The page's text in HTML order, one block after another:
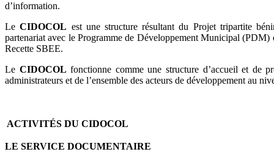
d’information.
LeCIDOCOL est une structure résultant du Projet tripartite
partenariat avec le Programme de Développement Municipal (PDM)
Recette SBEE.
Le CIDOCOLfonctionne comme une structure d’accueil et de
administrateurs et de l’ensemble des acteurs de développement au
ACTIVITÉS DU CIDOCOL
LE SERVICE DOCUMENTAIRE